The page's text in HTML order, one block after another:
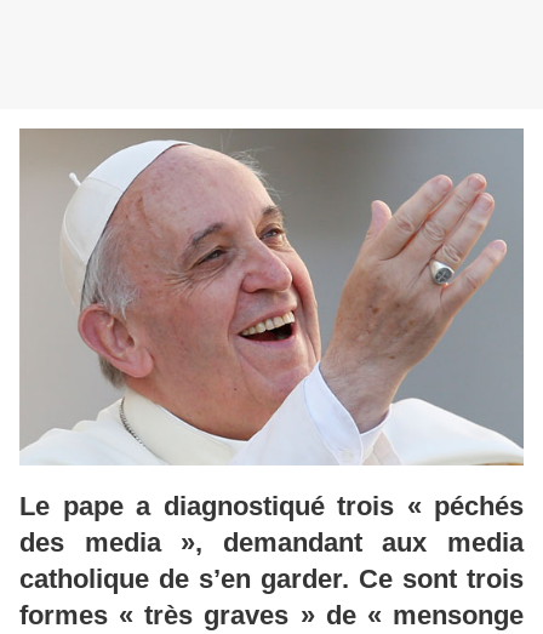
Le pape a diagnostiqué trois « péchés
des media », demandant aux media
catholique de s’en garder. Ce sont trois
formes « très graves » de « mensonge